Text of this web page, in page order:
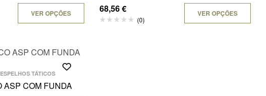
VER OPÇÕES 68,56€
(0)
VER OPÇÕES
ESPELHOS TÁTICOS
ESPELHO TÁTICO ASP COM FUNDA